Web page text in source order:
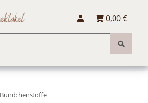
0,00 €
Bündchenstoffe